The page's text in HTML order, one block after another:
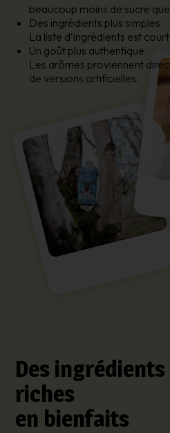
beaucoup moins de sucre
Des ingrédients plus simples
La liste d’ingrédients est
Un goût plus authentique
Les arômes proviennent
de versions artificielles.
Des
riches
en bienfaits